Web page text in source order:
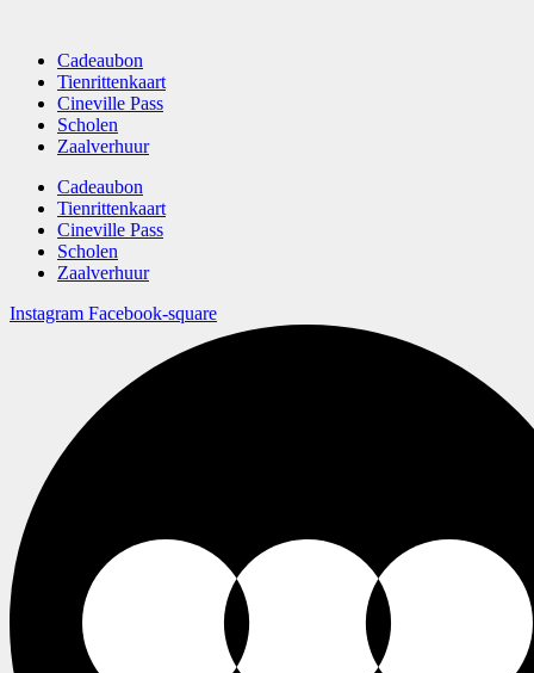
Cadeaubon
Tienrittenkaart
Cineville Pass
Scholen
Zaalverhuur
Cadeaubon
Tienrittenkaart
Cineville Pass
Scholen
Zaalverhuur
Instagram Facebook-square